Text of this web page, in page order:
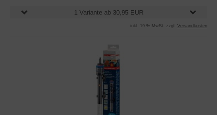
1 Variante ab 30,95 EUR
inkl. 19 % MwSt. zzgl. Versandkosten